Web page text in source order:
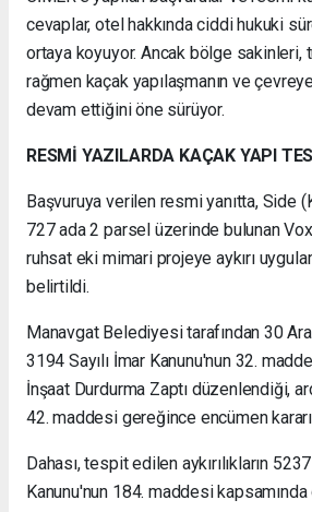
cevaplar, otel hakkında ciddi hukuki
ortaya koyuyor. Ancak bölge sakinleri,
rağmen kaçak yapılaşmanın ve
devam ettiğini öne sürüyor.
RESMİ YAZILARDA KAÇAK YAPI
Başvuruya verilen resmi yanıtta, Side
727 ada 2 parsel üzerinde bulunan
ruhsat eki mimari projeye aykırı
belirtildi.
Manavgat Belediyesi tarafından 30
3194 Sayılı İmar Kanunu'nun 32.
İnşaat Durdurma Zaptı düzenlendiği,
42. maddesi gereğince encümen
Dahası, tespit edilen aykırılıkların
Kanunu'nun 184. maddesi